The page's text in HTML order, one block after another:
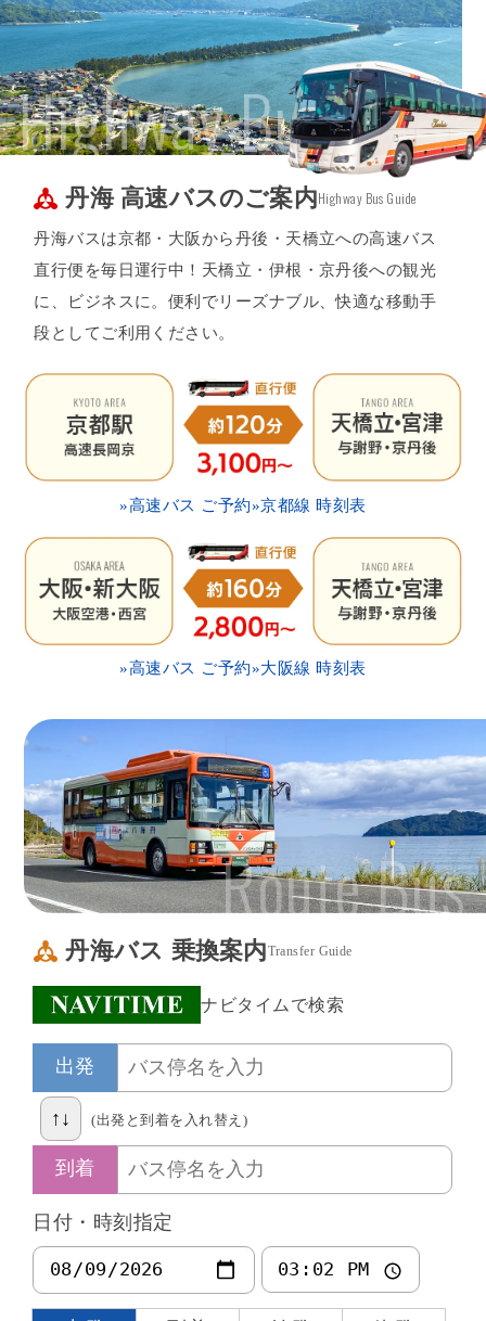
Highway Bus
丹海 高速バスのご案内Highway Bus Guide
丹海バスは京都・大阪から丹後・天橋立への高速バス
直行便を毎日運行中！天橋立・伊根・京丹後への観光
に、ビジネスに。便利でリーズナブル、快適な移動手
段としてご利用ください。
»高速バス ご予約»京都線 時刻表
»高速バス ご予約»大阪線 時刻表
Route Bus
丹海バス 乗換案内Transfer Guide
ナビタイムで検索
出発
(出発と到着を入れ替え)
到着
日付・時刻指定